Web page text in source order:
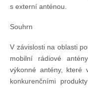
s externí anténou.
Souhrn
V závislosti na oblasti
mobilní rádiové
výkonné antény, které
konkurenčními